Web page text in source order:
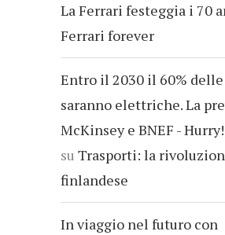
La Ferrari festeggia i 70
Ferrari forever
Entro il 2030 il 60%
saranno elettriche. La
McKinsey e BNEF -
su Trasporti: la
finlandese
In viaggio nel futuro con